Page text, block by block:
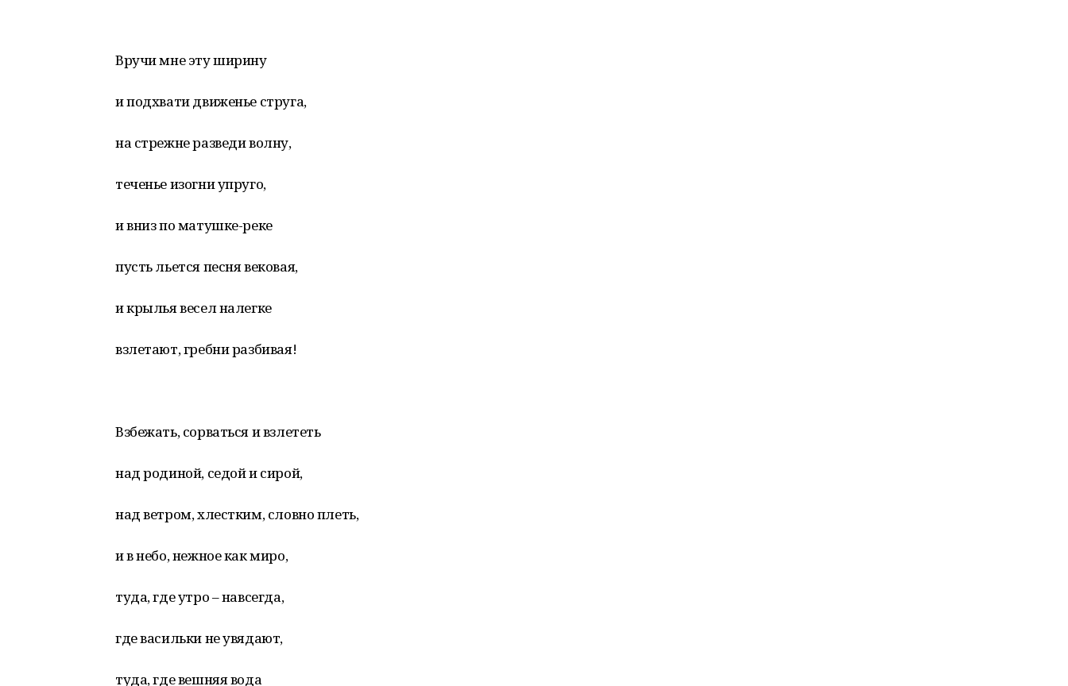
Вручи мне эту ширину
и подхвати движенье струга,
на стрежне разведи волну,
теченье изогни упруго,
и вниз по матушке-реке
пусть льется песня вековая,
и крылья весел налегке
взлетают, гребни разбивая!
Взбежать, сорваться и взлететь
над родиной, седой и сирой,
над ветром, хлестким, словно плеть,
и в небо, нежное как миро,
туда, где утро – навсегда,
где васильки не увядают,
туда, где вешняя вода